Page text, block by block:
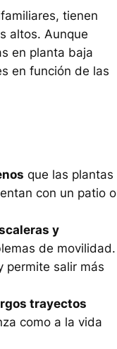
tienen
altos. Aunque
en planta baja
en función de las
que las plantas
con un patio o
y
de movilidad.
permite salir más
trayectos
como a la vida